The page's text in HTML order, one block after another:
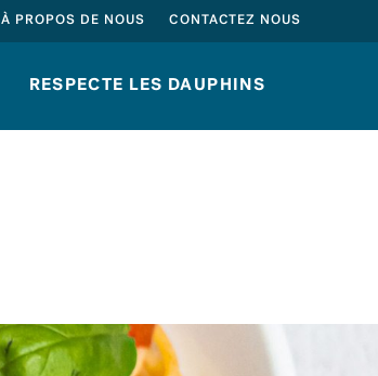
À PROPOS DE NOUS CONTACTEZ NOUS
RESPECTE LES DAUPHINS